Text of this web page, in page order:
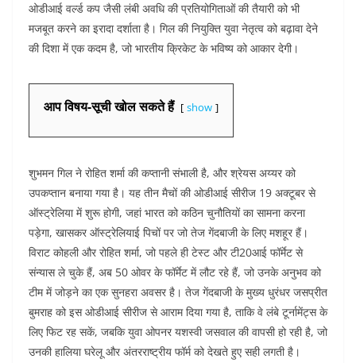
ओडीआई वर्ल्ड कप जैसी लंबी अवधि की प्रतियोगिताओं की तैयारी को भी
मजबूत करने का इरादा दर्शाता है। गिल की नियुक्ति युवा नेतृत्व को बढ़ावा देने
की दिशा में एक कदम है, जो भारतीय क्रिकेट के भविष्य को आकार देगी।
आप विषय-सूची खोल सकते हैं show
शुभमन गिल ने रोहित शर्मा की कप्तानी संभाली है, और श्रेयस अय्यर को
उपकप्तान बनाया गया है। यह तीन मैचों की ओडीआई सीरीज 19 अक्टूबर से
ऑस्ट्रेलिया में शुरू होगी, जहां भारत को कठिन चुनौतियों का सामना करना
पड़ेगा, खासकर ऑस्ट्रेलियाई पिचों पर जो तेज गेंदबाजी के लिए मशहूर हैं।
विराट कोहली और रोहित शर्मा, जो पहले ही टेस्ट और टी20आई फॉर्मेट से
संन्यास ले चुके हैं, अब 50 ओवर के फॉर्मेट में लौट रहे हैं, जो उनके अनुभव को
टीम में जोड़ने का एक सुनहरा अवसर है। तेज गेंदबाजी के मुख्य धुरंधर जसप्रीत
बुमराह को इस ओडीआई सीरीज से आराम दिया गया है, ताकि वे लंबे टूर्नामेंट्स के
लिए फिट रह सकें, जबकि युवा ओपनर यशस्वी जसवाल की वापसी हो रही है, जो
उनकी हालिया घरेलू और अंतरराष्ट्रीय फॉर्म को देखते हुए सही लगती है।